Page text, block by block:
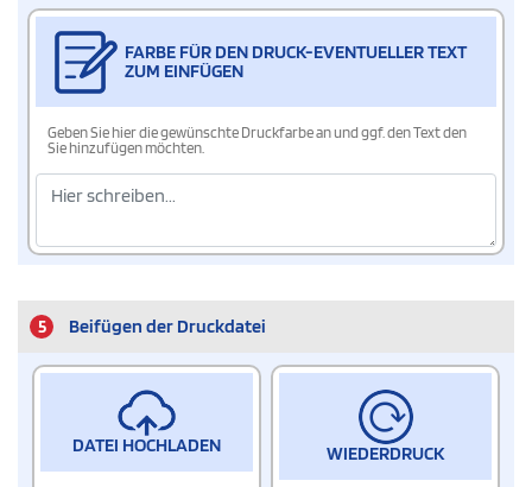
FARBE FÜR DEN DRUCK-EVENTUELLER TEXT
ZUM EINFÜGEN
Geben Sie hier die gewünschte Druckfarbe an und ggf. den Text den
Sie hinzufügen möchten.
5 Beifügen der Druckdatei
DATEI HOCHLADEN WIEDERDRUCK